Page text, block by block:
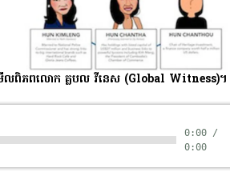
ើល​ពិភពលោក គ្លបល វីនេស (Global Witness)។
0:00 /
0:00